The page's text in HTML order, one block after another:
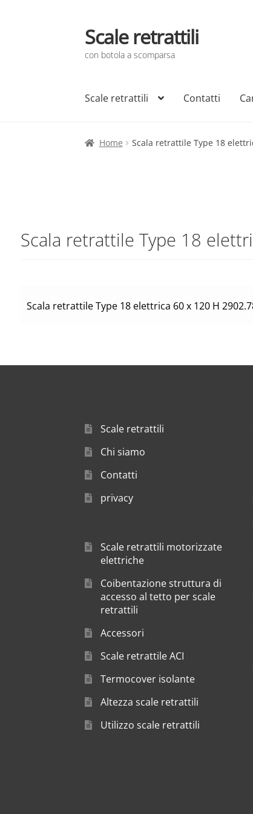
Vai
alla
navigazione
Vai
al
contenuto
Scale retrattili
con botola a scomparsa
Scale retrattili Contatti
Home Scala retrattile Type 18
Scala retrattile Type 18
Scala retrattile Type 18 elettrica 60 x 120 H 290
Scale retrattili
Chi siamo
Contatti
privacy
Scale retrattili motorizzate
elettriche
Coibentazione struttura di
accesso al tetto per scale
retrattili
Accessori
Scale retrattile ACI
Termocover isolante
Altezza scale retrattili
Utilizzo scale retrattili